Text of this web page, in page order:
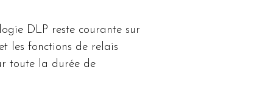
DLP reste courante sur
les fonctions de relais
toute la durée de